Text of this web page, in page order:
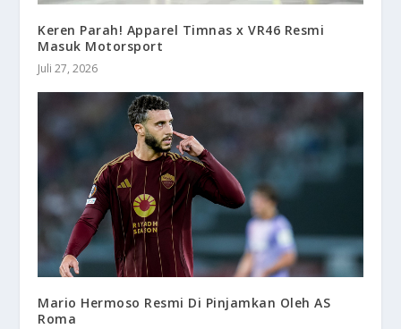
Keren Parah! Apparel Timnas x VR46 Resmi
Masuk Motorsport
Juli 27, 2026
Mario Hermoso Resmi Di Pinjamkan Oleh AS
Roma